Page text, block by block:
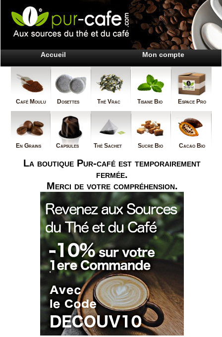
Accueil Mon compte
Café Moulu Dosettes Thé Vrac Tisane Bio Espace Pro
En Grains Capsules Thé Sachet Sucre Bio Cacao Bio
La boutique Pur-café est temporairement
fermée.
Merci de votre compréhension.